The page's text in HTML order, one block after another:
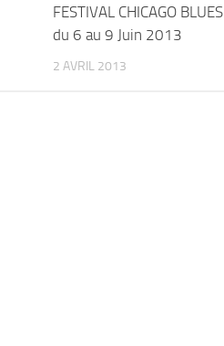
FESTIVAL CHICAGO BLUES
du 6 au 9 Juin 2013
2 AVRIL 2013